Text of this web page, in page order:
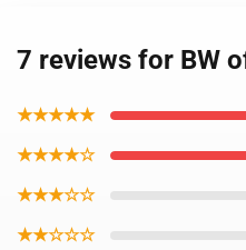
7 reviews for BW
★★★★★
★★★★☆
★★★☆☆
★★☆☆☆